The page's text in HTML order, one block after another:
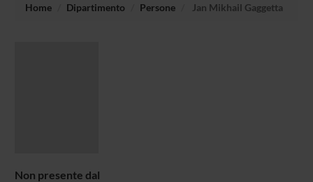
Home Dipartimento Persone Jan Mikhail Gaggetta
Non presente dal